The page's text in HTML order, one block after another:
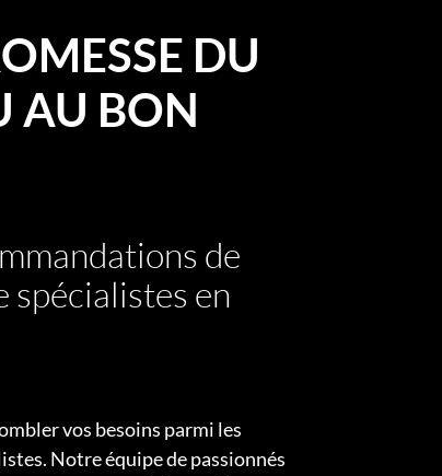
DU
AU BON
de
spécialistes en
vos besoins parmi les
Notre équipe de passionnés